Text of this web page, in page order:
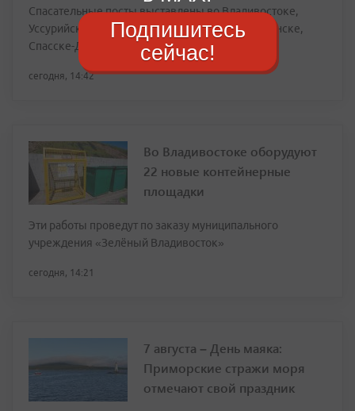
Спасательные посты выставлены во Владивостоке,
Уссурийске, Дальнереченске, Находке, Партизанске,
Спасске-Дальнем
сегодня, 14:42
Во Владивостоке оборудуют
22 новые контейнерные
площадки
Эти работы проведут по заказу муниципального
учреждения «Зелёный Владивосток»
сегодня, 14:21
7 августа – День маяка:
Приморские стражи моря
отмечают свой праздник
Подпишитесь
сейчас!